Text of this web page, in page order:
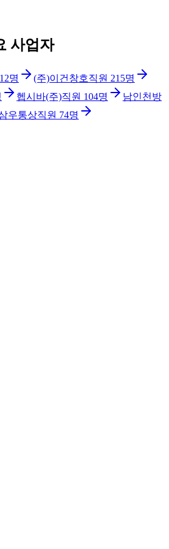
사업자
명 (주)이건창호직원 215명
헵시바(주)직원 104명
남인천방
우통상직원 74명